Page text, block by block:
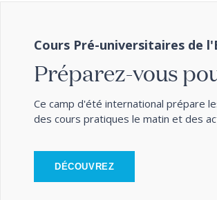
Cours Pré-universitaires de
Préparez-vous
Ce camp d'été international prépare
des cours pratiques le matin et des
DÉCOUVREZ